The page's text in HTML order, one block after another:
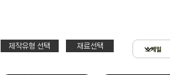
제작유형 선택 재료선택